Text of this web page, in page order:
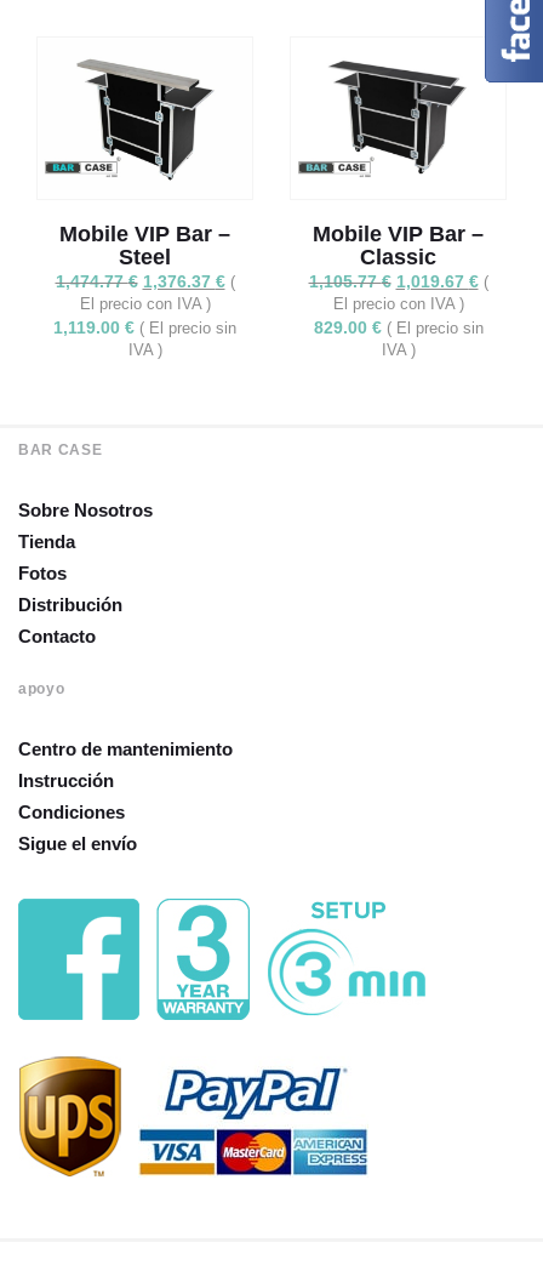
Mobile VIP Bar –
Steel
1,474.77€ El
precio
original
era:
1,376.37 €El
actual
(
El precio con IVA )
1,119.00 € ( El precio sin
IVA )
Mobile VIP Bar –
Classic
1,105.77€ El
precio
original
era:
1,019.67 €El
actual
(
El precio con IVA )
829.00 €( El precio sin
IVA )
BAR CASE
Sobre Nosotros
Tienda
Fotos
Distribución
Contacto
apoyo
Centro de mantenimiento
Instrucción
Condiciones
Sigue el envío